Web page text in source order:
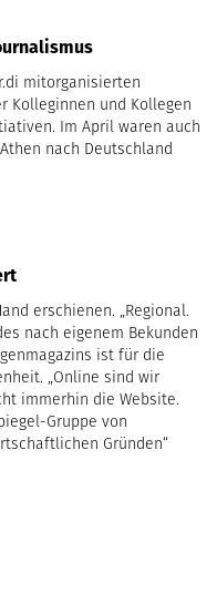
mitorganisierten
Kolleginnen und Kollegen
Im April waren auch
nach Deutschland
erschienen. „Regional.
nach eigenem Bekunden
ist für die
„Online sind wir
immerhin die Website.
Gruppe von
Gründen“